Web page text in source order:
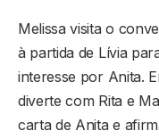
Melissa visita o
à partida de Lívia
interesse por Anita.
diverte com Rita e
carta de Anita e